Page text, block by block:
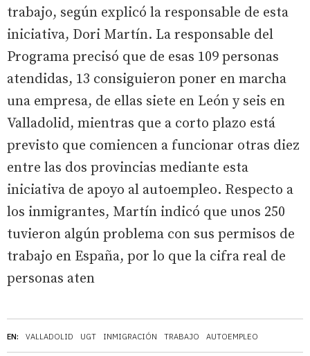
EN: VALLADOLID UGT INMIGRACIÓN TRABAJO AUTOEMPLEO
trabajo, según explicó la responsable de esta
iniciativa, Dori Martín. La responsable del
Programa precisó que de esas 109 personas
atendidas, 13 consiguieron poner en marcha
una empresa, de ellas siete en León y seis en
Valladolid, mientras que a corto plazo está
previsto que comiencen a funcionar otras diez
entre las dos provincias mediante esta
iniciativa de apoyo al autoempleo. Respecto a
los inmigrantes, Martín indicó que unos 250
tuvieron algún problema con sus permisos de
trabajo en España, por lo que la cifra real de
personas aten